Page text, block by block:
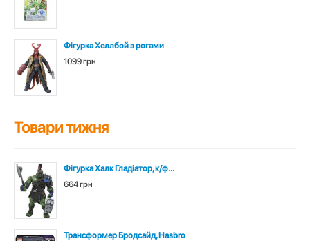
Фігурка Хеллбой з рогами
1099 грн
Товари тижня
Фігурка Халк Гладіатор, к/ф...
664 грн
Трансформер Бродсайд, Hasbro